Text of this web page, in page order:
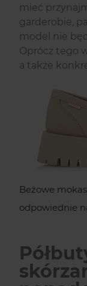
mieć
garderobie,
model nie
Oprócz tego
a także
Beżowe
odpowiednie